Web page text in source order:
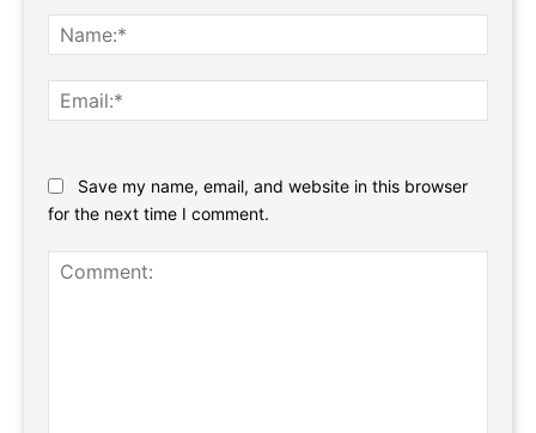
Save my name, email, and website in this browser
for the next time I comment.